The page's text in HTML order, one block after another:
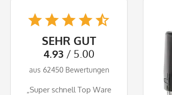
SEHR GUT
4.93 / 5.00
aus 62450 Bewertungen
„Super schnell Top Ware